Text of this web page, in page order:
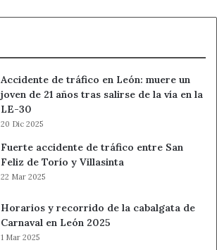
Accidente de tráfico en León: muere un
joven de 21 años tras salirse de la vía en la
LE-30
20 Dic 2025
Fuerte accidente de tráfico entre San
Feliz de Torío y Villasinta
22 Mar 2025
Horarios y recorrido de la cabalgata de
Carnaval en León 2025
1 Mar 2025